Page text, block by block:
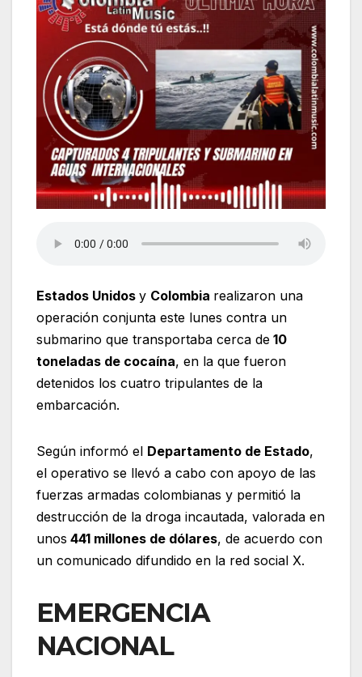
Estados Unidos y Colombia realizaron una
operación conjunta este lunes contra un
submarino que transportaba cerca de 10
toneladas de cocaína, en la que fueron
detenidos los cuatro tripulantes de la
embarcación.
Según informó el Departamento de Estado,
el operativo se llevó a cabo con apoyo de las
fuerzas armadas colombianas y permitió la
destrucción de la droga incautada, valorada en
unos 441 millones de dólares, de acuerdo con
un comunicado difundido en la red social X.
EMERGENCIA
NACIONAL